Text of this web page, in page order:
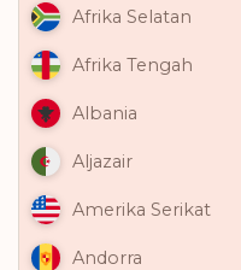
Afrika Selatan
Afrika Tengah
Albania
Aljazair
Amerika Serikat
Andorra